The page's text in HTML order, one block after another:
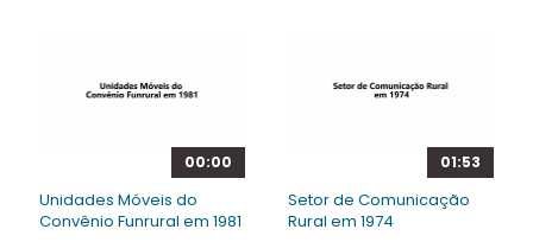
00:00
Unidades Móveis do
Convênio Funrural em 1981
01:53
Setor de Comunicação
Rural em 1974